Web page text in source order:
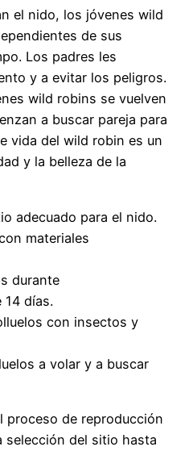
el nido, los jóvenes wild
de sus
Los padres les
y a evitar los peligros.
wild robins se vuelven
a buscar pareja para
vida del wild robin es un
y la belleza de la
adecuado para el nido.
materiales
durante
14 días.
con insectos y
a volar y a buscar
proceso de reproducción
selección del sitio hasta